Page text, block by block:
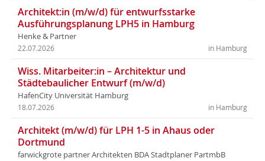
Architekt:in (m/w/d) für entwurfsstarke
Ausführungsplanung LPH5 in Hamburg
Henke & Partner
in Hamburg
22.07.2026
Wiss. Mitarbeiter:in – Architektur und
Städtebaulicher Entwurf (m/w/d)
HafenCity Universität Hamburg
in Hamburg
18.07.2026
Architekt (m/w/d) für LPH 1-5 in Ahaus oder
Dortmund
farwickgrote partner Architekten BDA Stadtplaner PartmbB